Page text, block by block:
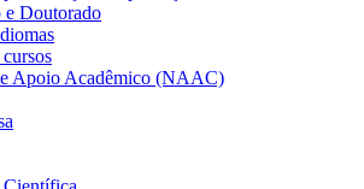
e Doutorado
Apoio Acadêmico (NAAC)